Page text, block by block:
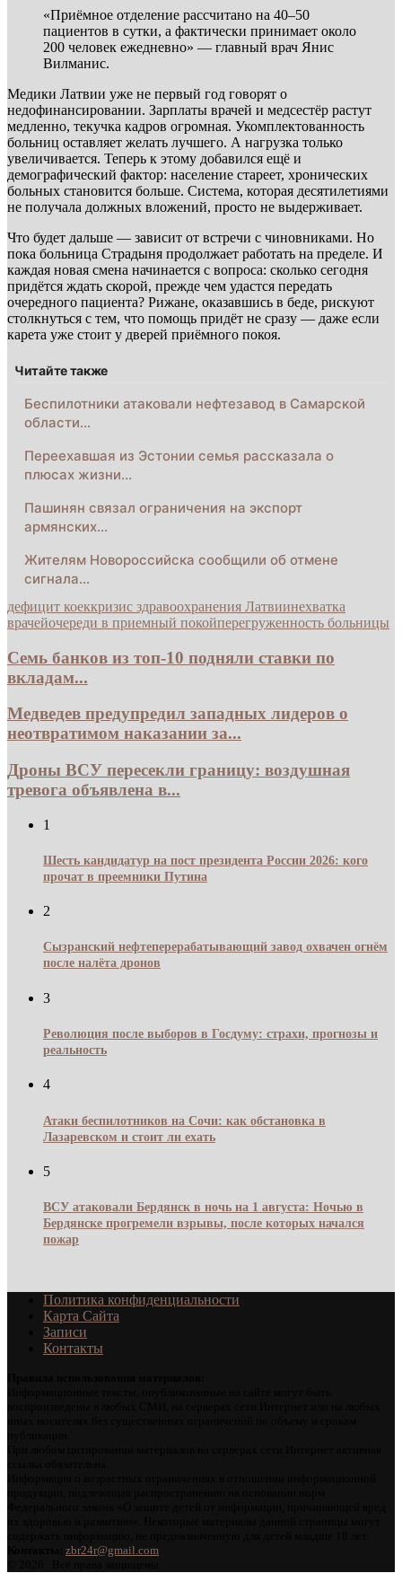
«Приёмное отделение рассчитано на 40–50
пациентов в сутки, а фактически принимает около
200 человек ежедневно» — главный врач Янис
Вилманис.
Медики Латвии уже не первый год говорят о
недофинансировании. Зарплаты врачей и медсестёр растут
медленно, текучка кадров огромная. Укомплектованность
больниц оставляет желать лучшего. А нагрузка только
увеличивается. Теперь к этому добавился ещё и
демографический фактор: население стареет, хронических
больных становится больше. Система, которая десятилетиями
не получала должных вложений, просто не выдерживает.
Что будет дальше — зависит от встречи с чиновниками. Но
пока больница Страдыня продолжает работать на пределе. И
каждая новая смена начинается с вопроса: сколько сегодня
придётся ждать скорой, прежде чем удастся передать
очередного пациента? Рижане, оказавшись в беде, рискуют
столкнуться с тем, что помощь придёт не сразу — даже если
карета уже стоит у дверей приёмного покоя.
Читайте также
Беспилотники атаковали нефтезавод в Самарской
области…
Переехавшая из Эстонии семья рассказала о
плюсах жизни…
Пашинян связал ограничения на экспорт
армянских…
Жителям Новороссийска сообщили об отмене
сигнала…
дефицит коеккризис здравоохранения Латвиинехватка
врачейочереди в приемный покойперегруженность больницы
Семь банков из топ-10 подняли ставки по
вкладам...
Медведев предупредил западных лидеров о
неотвратимом наказании за...
Дроны ВСУ пересекли границу: воздушная
тревога объявлена в...
1
Шесть кандидатур на пост президента России 2026: кого
прочат в преемники Путина
2
Сызранский нефтеперерабатывающий завод охвачен огнём
после налёта дронов
3
Революция после выборов в Госдуму: страхи, прогнозы и
реальность
4
Атаки беспилотников на Сочи: как обстановка в
Лазаревском и стоит ли ехать
5
ВСУ атаковали Бердянск в ночь на 1 августа: Ночью в
Бердянске прогремели взрывы, после которых начался
пожар
Политика конфиденциальности
Карта Сайта
Записи
Контакты
zbr24r@gmail.com